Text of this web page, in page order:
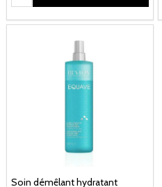
Soin démêlant hydratant